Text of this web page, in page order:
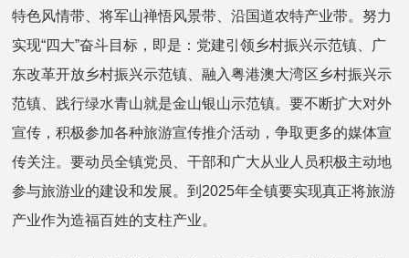
特色风情带、将军山禅悟风景带、沿国道农特产业带。努力
实现“四大”奋斗目标，即是：党建引领乡村振兴示范镇、广
东改革开放乡村振兴示范镇、融入粤港澳大湾区乡村振兴示
范镇、践行绿水青山就是金山银山示范镇。要不断扩大对外
宣传，积极参加各种旅游宣传推介活动，争取更多的媒体宣
传关注。要动员全镇党员、干部和广大从业人员积极主动地
参与旅游业的建设和发展。到2025年全镇要实现真正将旅游
产业作为造福百姓的支柱产业。